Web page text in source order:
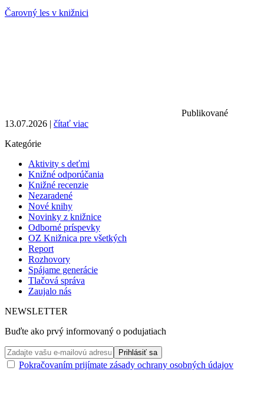
Čarovný les v knižnici
Publikované
13.07.2026 | čítať viac
Kategórie
Aktivity s deťmi
Knižné odporúčania
Knižné recenzie
Nezaradené
Nové knihy
Novinky z knižnice
Odborné príspevky
OZ Knižnica pre všetkých
Report
Rozhovory
Spájame generácie
Tlačová správa
Zaujalo nás
NEWSLETTER
Buďte ako prvý informovaný o podujatiach
Pokračovaním prijímate zásady ochrany osobných údajov